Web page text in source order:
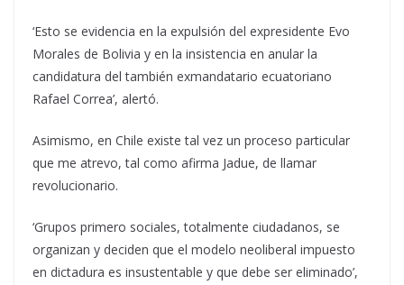
‘Esto se evidencia en la expulsión del expresidente Evo
Morales de Bolivia y en la insistencia en anular la
candidatura del también exmandatario ecuatoriano
Rafael Correa’, alertó.
Asimismo, en Chile existe tal vez un proceso particular
que me atrevo, tal como afirma Jadue, de llamar
revolucionario.
‘Grupos primero sociales, totalmente ciudadanos, se
organizan y deciden que el modelo neoliberal impuesto
en dictadura es insustentable y que debe ser eliminado’,